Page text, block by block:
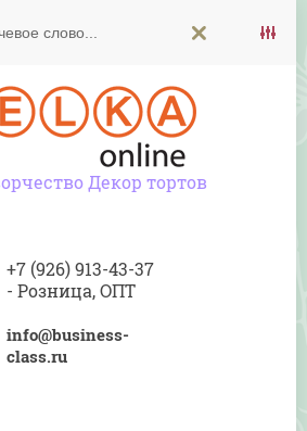
Декор тортов
+7 (926) 913-43-37
- Розница, ОПТ
info@business-
class.ru